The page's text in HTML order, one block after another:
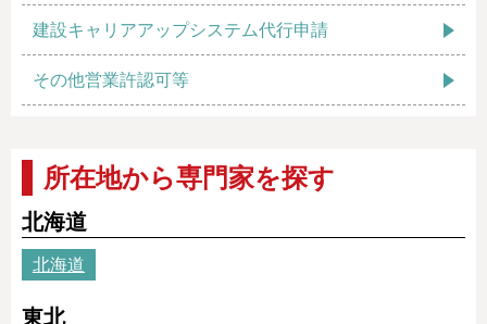
建設キャリアアップシステム代行申請
その他営業許認可等
所在地から専門家を探す
北海道
北海道
東北